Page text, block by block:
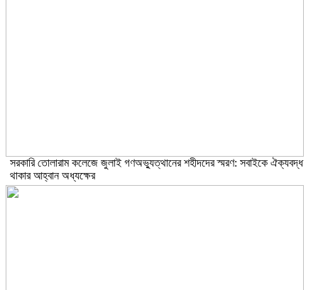
সরকারি তোলারাম কলেজে জুলাই গণঅভ্যুত্থানের শহীদদের স্মরণ: সবাইকে ঐক্যবদ্ধ
থাকার আহ্বান অধ্যক্ষের